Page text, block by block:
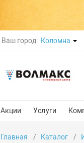
Ваш город: Коломна
Акции Услуги
Главная Каталог